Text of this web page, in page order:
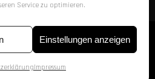
Service zu optimieren.
Einstellungen anzeigen
Impressum